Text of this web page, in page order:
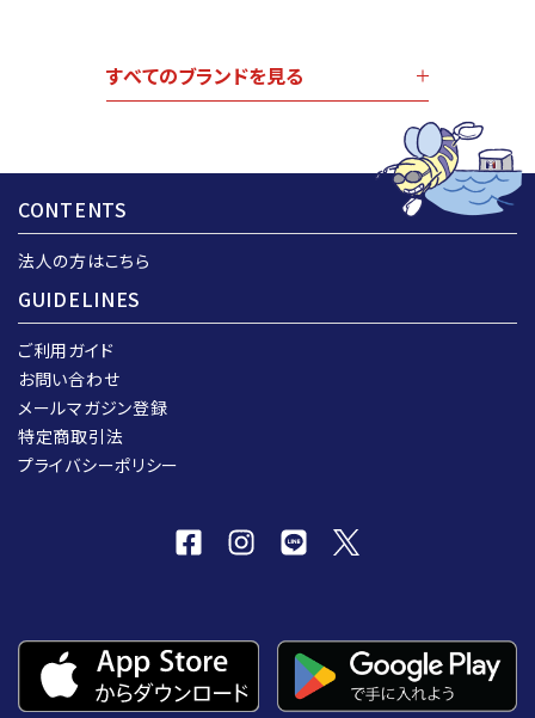
すべてのブランドを見る
CONTENTS
法人の方はこちら
GUIDELINES
ご利用ガイド
お問い合わせ
メールマガジン登録
特定商取引法
プライバシーポリシー